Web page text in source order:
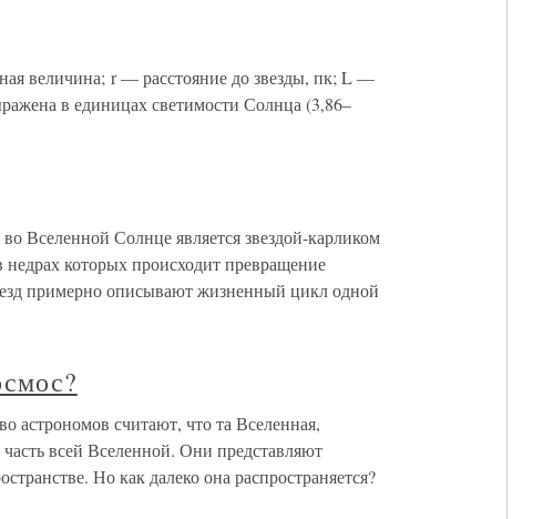
величина; r — расстояние до звезды, пк; L —
в единицах светимости Солнца (3,86–
Вселенной Солнце является звездой-карликом
недрах которых происходит превращение
примерно описывают жизненный цикл одной
астрономов считают, что та Вселенная,
всей Вселенной. Они представляют
Но как далеко она распространяется?